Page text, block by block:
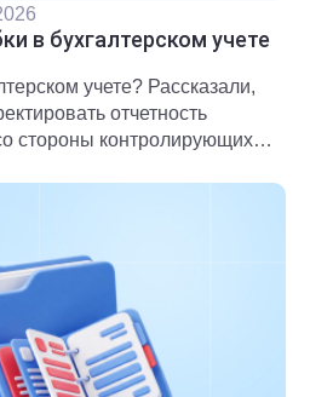
в бухгалтерском учете
учете? Рассказали,
отчетность
стороны контролирующих